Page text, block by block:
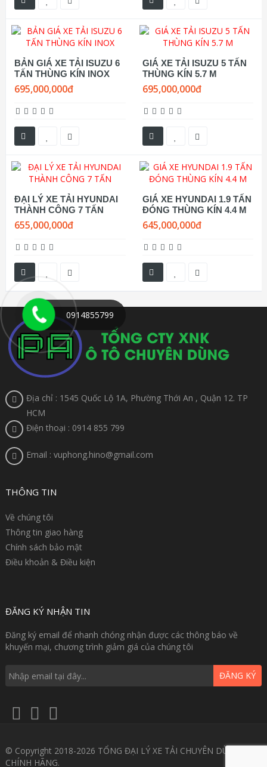
BẢN GIÁ XE TẢI ISUZU 6
TẤN THÙNG KÍN INOX
695,000,000đ
GIÁ XE TẢI ISUZU 5 TẤN
THÙNG KÍN 5.7 M
695,000,000đ
ĐẠI LÝ XE TẢI HYUNDAI
THÀNH CÔNG 7 TẤN
655,000,000đ
GIÁ XE HYUNDAI 1.9 TẤN
ĐÓNG THÙNG KÍN 4.4 M
645,000,000đ
Địa chỉ : 1545 Quốc Lộ 1A, Phường Thới An , Quận 12. TP
HCM
Điện thoại : 0914 855 799
Email : vuphong.hino@gmail.com
THÔNG TIN
Về chúng tôi
Thông tin giao hàng
Chính sách bảo mật
Điều khoản & Điều kiện
ĐĂNG KÝ NHẬN TIN
Đăng ký email để nhanh chóng nhận được các thông báo về
khuyến mại, chương trình giảm giá của chúng tôi
ĐĂNG KÝ
© Copyright 2018-2026 TỔNG ĐẠI LÝ XE TẢI CHUYÊN DÙNG GIÁ
CHÍNH HÃNG.
0914855799